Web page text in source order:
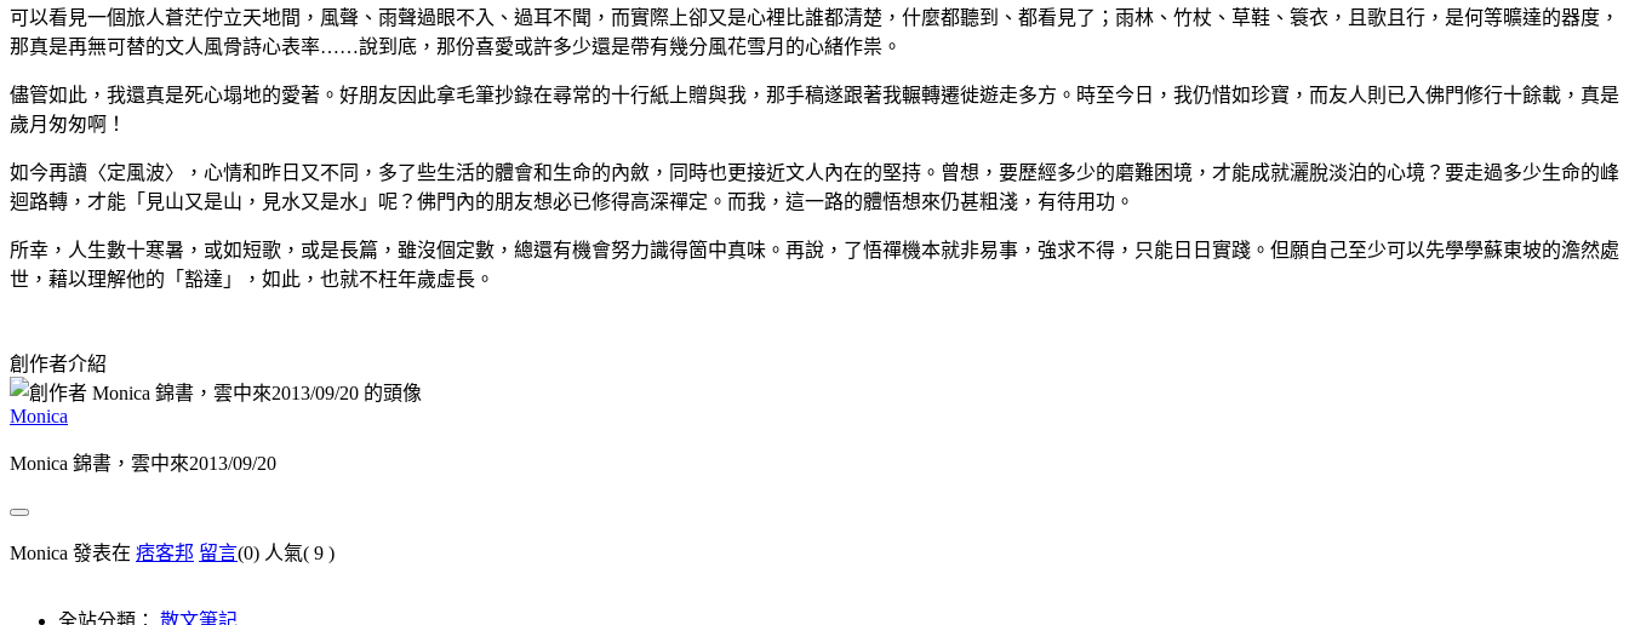
可以看見一個旅人蒼茫佇立天地間，風聲、雨聲過眼不入、過耳不聞，而實際上卻又是心裡比誰都清楚，什麼都聽到、都看見了；雨林、竹杖、草鞋、簑衣，且歌且行，是何等曠達的器度，
那真是再無可替的文人風骨詩心表率……說到底，那份喜愛或許多少還是帶有幾分風花雪月的心緒作祟。
儘管如此，我還真是死心塌地的愛著。好朋友因此拿毛筆抄錄在尋常的十行紙上贈與我，那手稿遂跟著我輾轉遷徙遊走多方。時至今日，我仍惜如珍寶，而友人則已入佛門修行十餘載，真是
歲月匆匆啊！
如今再讀〈定風波〉，心情和昨日又不同，多了些生活的體會和生命的內斂，同時也更接近文人內在的堅持。曾想，要歷經多少的磨難困境，才能成就灑脫淡泊的心境？要走過多少生命的峰
迴路轉，才能「見山又是山，見水又是水」呢？佛門內的朋友想必已修得高深禪定。而我，這一路的體悟想來仍甚粗淺，有待用功。
所幸，人生數十寒暑，或如短歌，或是長篇，雖沒個定數，總還有機會努力識得箇中真味。再說，了悟禪機本就非易事，強求不得，只能日日實踐。但願自己至少可以先學學蘇東坡的澹然處
世，藉以理解他的「豁達」，如此，也就不枉年歲虛長。
創作者介紹
Monica
Monica 錦書，雲中來2013/09/20
Monica 發表在 痞客邦 留言(0) 人氣( 9 )
全站分類： 散文筆記